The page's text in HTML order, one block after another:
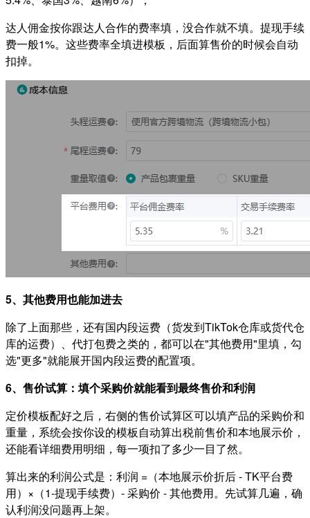
达人佣金按你跟达人合作的费率填，没合作就不填。提现手续
费一般1%。这些费率全填进模板，后面算售价的时候会自动
扣掉。
5、其他费用也能加进去
除了上面那些，还有国内段运费（货发到TikTok仓库或货代仓
库的运费）、代打包费之类的，都可以在"其他费用"里填，勾
选"更多"就能展开国内段运费的配置项。
6、售价试算：填个采购价就能看到最终售价和利润
定价模板配好之后，右侧的售价试算区可以填产品的采购价和
重量，系统会按你设的模板自动算出税前售价和本地展示价，
还能看详细费用明细，每一项扣了多少一目了然。
算出来的利润公式是：利润 =（本地展示价折后 - TK平台费
用）×（1-提现手续费）- 采购价 - 其他费用。先试算几遍，确
认利润没问题再上架。